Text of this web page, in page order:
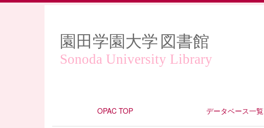
園田学園大学 図書館
Sonoda University Library
OPAC TOP データベース一覧